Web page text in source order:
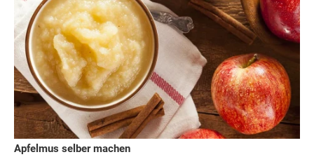
Apfelmus selber machen